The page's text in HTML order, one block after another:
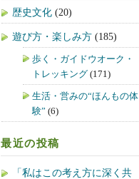
歴史文化 (20)
遊び方・楽しみ方 (185)
歩く・ガイドウオーク・
トレッキング (171)
生活・営みの“ほんもの体
験” (6)
最近の投稿
「私はこの考え方に深く共